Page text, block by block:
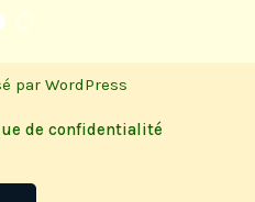
par WordPress
de confidentialité